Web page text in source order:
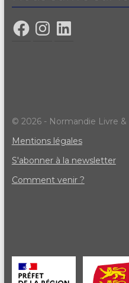
© 2026 - Normandie Livre
Mentions légales
S'abonner à la newsletter
Comment venir ?